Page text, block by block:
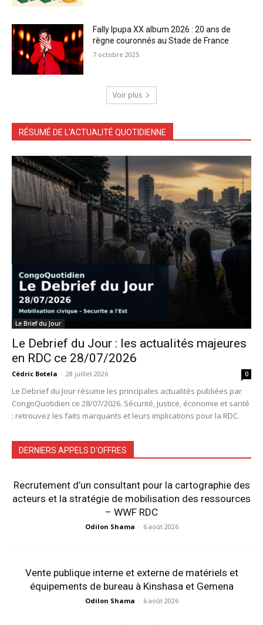
Fally Ipupa XX album 2026 : 20 ans de
règne couronnés au Stade de France
7 octobre 2025
Voir plus
RÉSUMÉ DE L'ACTUALITÉ QUOTIDIENNE
Le Brief du Jour
Le Debrief du Jour : les actualités majeures
en RDC ce 28/07/2026
Cédric Botela - 28 juillet 2026 0
Le Debrief du Jour résume les principales actualités publiées par
CongoQuotidien ce 28/07/2026. Sécurité, justice, économie et santé
: retrouvez les faits marquants et leurs implications pour la RDC.
DERNIERS APPELS D'OFFRES
Recrutement d’un consultant pour la cartographie des
acteurs et la stratégie de mobilisation des ressources
– WWF RDC
Odilon Shama - 6 août 2026
Vente publique interne et externe de matériels et
équipements de bureau à Kinshasa et Gemena
Odilon Shama - 6 août 2026